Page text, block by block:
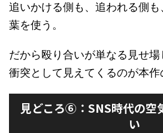
追いかける側も、追われる側
葉を使う。
だから殴り合いが単なる見せ
衝突として見えてくるのが本作
見どころ⑥：SNS時代の空
い